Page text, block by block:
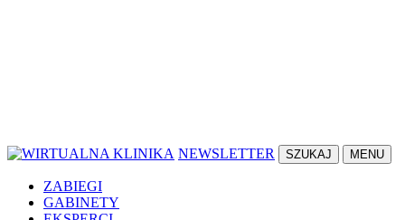
NEWSLETTER SZUKAJ MENU
ZABIEGI
GABINETY